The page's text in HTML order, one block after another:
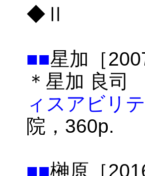
◆Ⅱ
■■星加［
＊星加 良
ィスアビリ
院，360p.
■■榊原［